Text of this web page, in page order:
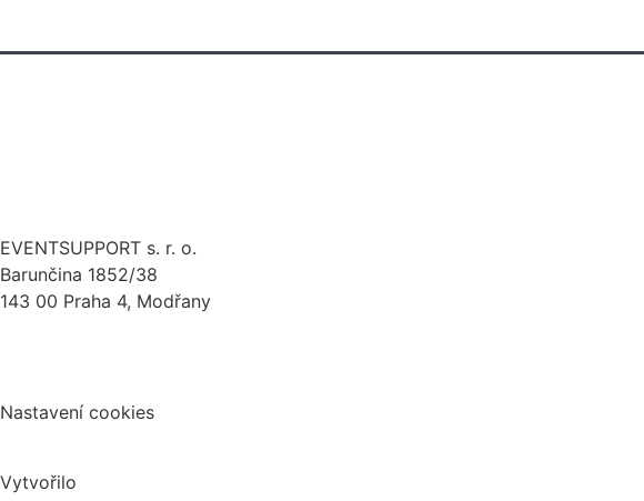
EVENTSUPPORT s. r. o.
Barunčina 1852/38
143 00 Praha 4, Modřany
Nastavení cookies
Vytvořilo